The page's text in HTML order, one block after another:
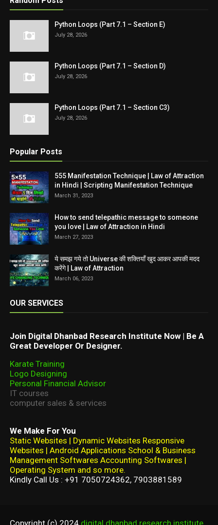
Python Loops (Part 7.1 – Section E)
July 28, 2026
Python Loops (Part 7.1 – Section D)
July 28, 2026
Python Loops (Part 7.1 – Section C3)
July 28, 2026
Popular Posts
555 Manifestation Technique | Law of Attraction
in Hindi | Scripting Manifestation Technique
March 31, 2023
How to send telepathic message to someone
you love | Law of Attraction in Hindi
March 27, 2023
ये समझ गये तो Universe की शक्तियाँ खुद आकर आपकी मदद
करेंगे | Law of Attraction
March 06, 2023
OUR SERVICES
Join Digital Dhanbad Research Institute Now | Be A
Great Developer Or Designer.
Karate Training
Logo Designing
Personal Financial Advisor
IT courses
computer sales & services
We Make For You
Static Websites | Dynamic Websites Responsive
Websites | Android Applications School & Business
Management Softwares Accounting Softwares |
Operating System and so more.
Kindly Call Us : +91 7050724362, 7903881589
Copyright (c) 2024 digital dhanbad research institute